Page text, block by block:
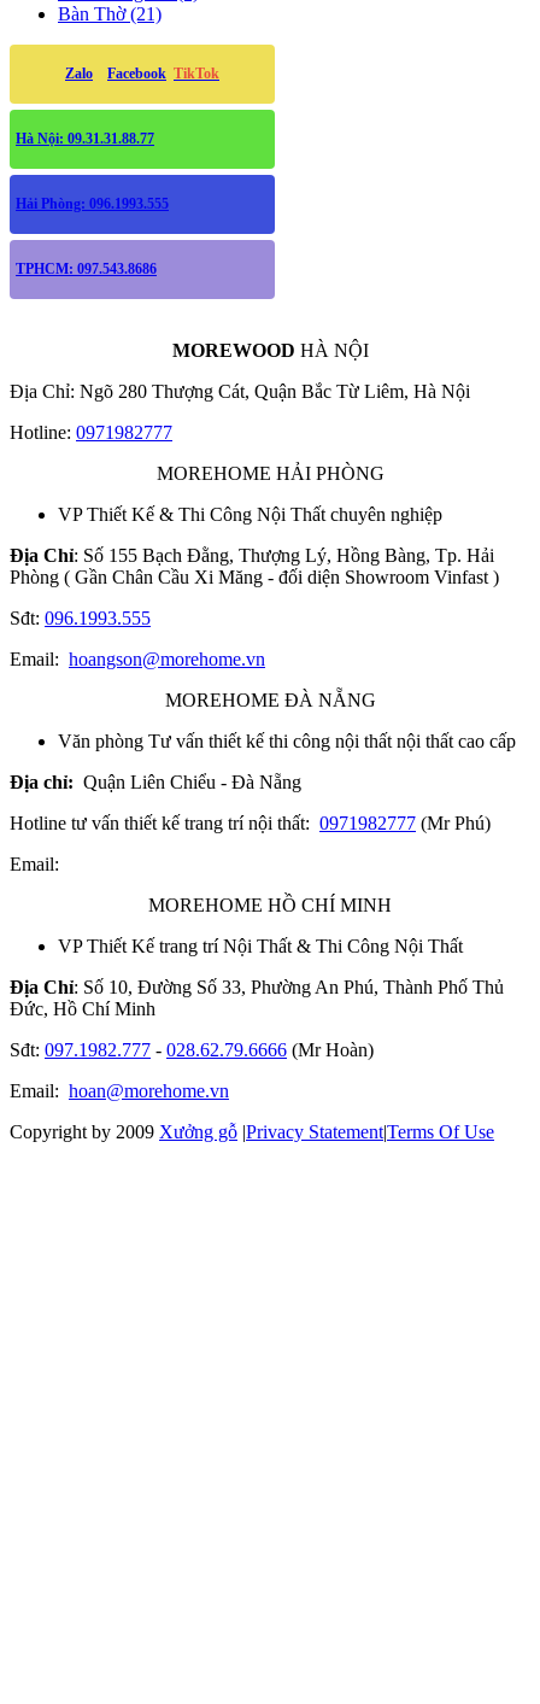
Bàn Thờ (21)
Zalo Facebook TikTok
Hà Nội: 09.31.31.88.77
Hải Phòng: 096.1993.555
TPHCM: 097.543.8686
MOREWOOD HÀ NỘI
Địa Chỉ: Ngõ 280 Thượng Cát, Quận Bắc Từ Liêm, Hà Nội
Hotline: 0971982777
MOREHOME HẢI PHÒNG
VP Thiết Kế & Thi Công Nội Thất chuyên nghiệp
Địa Chỉ: Số 155 Bạch Đằng, Thượng Lý, Hồng Bàng, Tp. Hải
Phòng ( Gần Chân Cầu Xi Măng - đối diện Showroom Vinfast )
Sđt: 096.1993.555
Email: hoangson@morehome.vn
MOREHOME ĐÀ NẴNG
Văn phòng Tư vấn thiết kế thi công nội thất nội thất cao cấp
Địa chỉ: Quận Liên Chiểu - Đà Nẵng
Hotline tư vấn thiết kế trang trí nội thất: 0971982777 (Mr Phú)
Email:
MOREHOME HỒ CHÍ MINH
VP Thiết Kế trang trí Nội Thất & Thi Công Nội Thất
Địa Chỉ: Số 10, Đường Số 33, Phường An Phú, Thành Phố Thủ
Đức, Hồ Chí Minh
Sđt: 097.1982.777 - 028.62.79.6666 (Mr Hoàn)
Email: hoan@morehome.vn
Copyright by 2009 Xưởng gỗ |Privacy Statement|Terms Of Use